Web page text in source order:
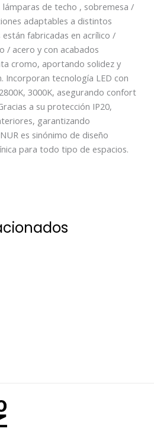
de techo , sobremesa /
adaptables a distintos
están fabricadas en acrílico /
/ acero y con acabados
cromo, aportando solidez y
Incorporan tecnología LED con
3000K, asegurando confort
a su protección IP20,
garantizando
es sinónimo de diseño
para todo tipo de espacios.